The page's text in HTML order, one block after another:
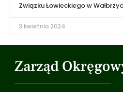
Związku Łowieckiego w
3 kwietnia 2024
Zarząd